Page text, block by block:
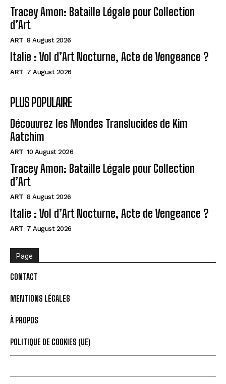
Tracey Amon: Bataille Légale pour Collection
d’Art
ART 8 August 2026
Italie : Vol d’Art Nocturne, Acte de Vengeance ?
ART 7 August 2026
PLUS POPULAIRE
Découvrez les Mondes Translucides de Kim
Aatchim
ART 10 August 2026
Tracey Amon: Bataille Légale pour Collection
d’Art
ART 8 August 2026
Italie : Vol d’Art Nocturne, Acte de Vengeance ?
ART 7 August 2026
Page
CONTACT
MENTIONS LÉGALES
À PROPOS
POLITIQUE DE COOKIES (UE)